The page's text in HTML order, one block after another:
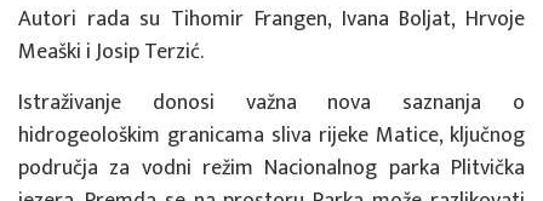
Autori rada su Tihomir Frangen, Ivana Boljat, Hrvoje
Meaški i Josip Terzić.
Istraživanje donosi važna nova saznanja o
hidrogeološkim granicama sliva rijeke Matice, ključnog
područja za vodni režim Nacionalnog parka Plitvička